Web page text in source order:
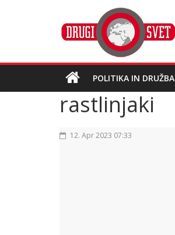
POLITIKA IN DRUŽBA
rastlinjaki
12. Apr 2023 07:33